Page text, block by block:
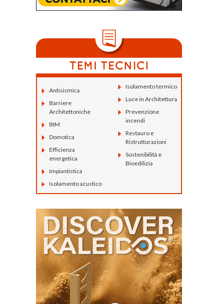
Antisismica
Barriere
Architettoniche
BIM
Domotica
Efficienza
energetica
Impiantistica
Isolamento acustico
Isolamento termico
Luce in Architettura
Prevenzione
incendi
Restauro e
Ristrutturazioni
Sostenibilità e
Bioedilizia